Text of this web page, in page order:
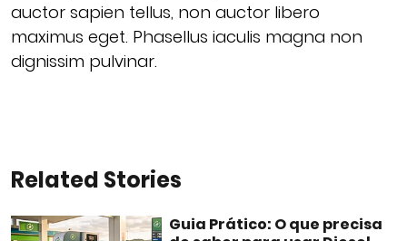
auctor sapien tellus, non auctor libero
maximus eget. Phasellus iaculis magna non
dignissim pulvinar.
Related Stories
Guia Prático: O que precisa